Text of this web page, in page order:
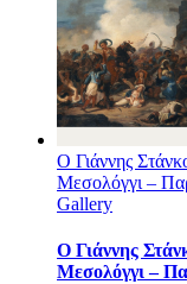
Ο Γιάννης
Μεσολόγγι –
Gallery
Ο Γιάννης
Μεσολόγγι –